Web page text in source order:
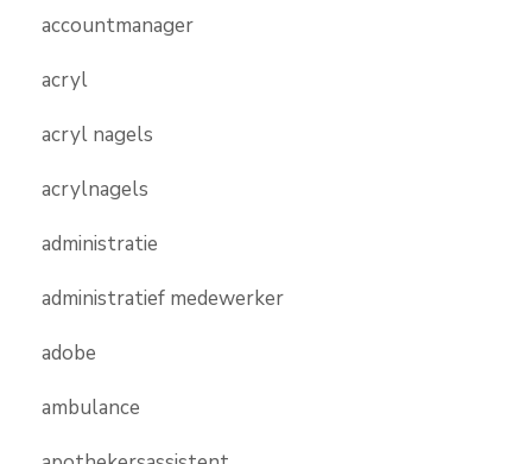
accountmanager
acryl
acryl nagels
acrylnagels
administratie
administratief medewerker
adobe
ambulance